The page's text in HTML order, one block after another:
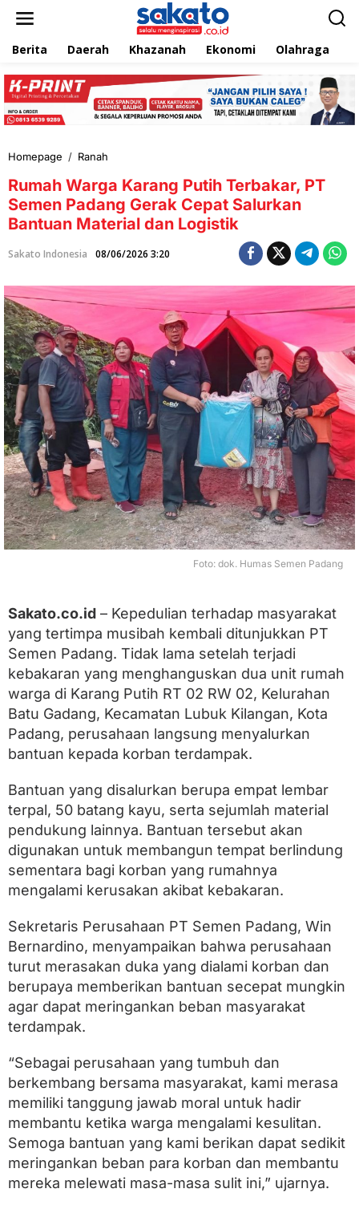
e
k
Berita Daerah Khazanah Ekonomi Olahraga
Homepage / Ranah
m
a
h
W
r
a
a
n
g
P
u
t
i
h
r
b
a
k
a
S
e
m
e
n
P
a
d
a
n
g
e
r
k
C
e
p
a
S
l
u
k
a
n
t
a
n
M
a
t
e
Rumah Warga Karang Putih Terbakar, PT
Semen Padang Gerak Cepat Salurkan
Bantuan Material dan Logistik
Sakato Indonesia 08/06/2026 3:20
Foto: dok. Humas Semen Padang
Sakato.co.id – Kepedulian terhadap masyarakat
yang tertimpa musibah kembali ditunjukkan PT
Semen Padang. Tidak lama setelah terjadi
kebakaran yang menghanguskan dua unit rumah
warga di Karang Putih RT 02 RW 02, Kelurahan
Batu Gadang, Kecamatan Lubuk Kilangan, Kota
Padang, perusahaan langsung menyalurkan
bantuan kepada korban terdampak.
Bantuan yang disalurkan berupa empat lembar
terpal, 50 batang kayu, serta sejumlah material
pendukung lainnya. Bantuan tersebut akan
digunakan untuk membangun tempat berlindung
sementara bagi korban yang rumahnya
mengalami kerusakan akibat kebakaran.
Sekretaris Perusahaan PT Semen Padang, Win
Bernardino, menyampaikan bahwa perusahaan
turut merasakan duka yang dialami korban dan
berupaya memberikan bantuan secepat mungkin
agar dapat meringankan beban masyarakat
terdampak.
“Sebagai perusahaan yang tumbuh dan
berkembang bersama masyarakat, kami merasa
memiliki tanggung jawab moral untuk hadir
membantu ketika warga mengalami kesulitan.
Semoga bantuan yang kami berikan dapat sedikit
meringankan beban para korban dan membantu
mereka melewati masa-masa sulit ini,” ujarnya.